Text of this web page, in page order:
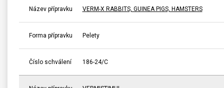
Název přípravku VERM-X RABBITS, GUINEA PIGS, HAMSTERS
Forma přípravku Pelety
Číslo schválení 186-24/C